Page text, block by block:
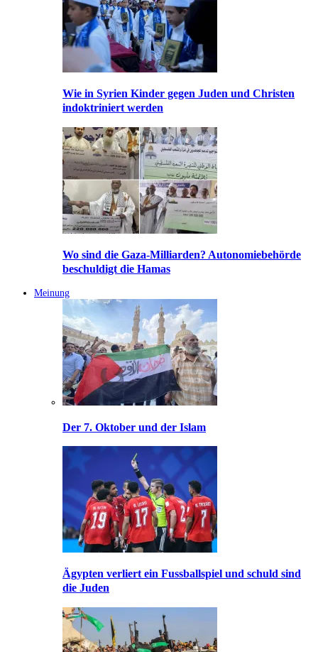
Wie in Syrien Kinder gegen Juden und Christen
indoktriniert werden
Wo sind die Gaza-Milliarden? Autonomiebehörde
beschuldigt die Hamas
Meinung
Der 7. Oktober und der Islam
Ägypten verliert ein Fussballspiel und schuld sind
die Juden